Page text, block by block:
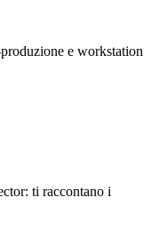
e workstation
ti raccontano i